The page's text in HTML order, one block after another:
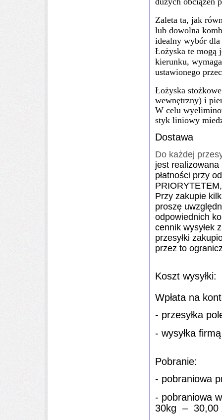
Zaleta ta, jak
lub dowolna
idealny wybór
Łożyska te mogą
kierunku,
ustawionego
Łożyska
wewnętrzny) i
W celu
styk liniowy
Dostawa
Do każdej
jest
płatności przy
Przy zakupie
proszę
odpowiednich
cennik wysyłek
przesyłki
przez to
Koszt wysyłki:
Wpłata na
- przesyłka
- wysyłka
Pobranie:
- pobraniowa
- pobraniowa
30kg – 30,00